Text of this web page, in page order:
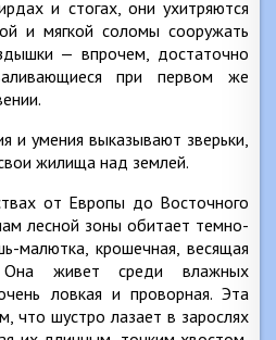
и стогах, они ухитряются
и мягкой соломы сооружать
— впрочем, достаточно
при первом же
и умения выказывают зверьки,
жилища над землей.
от Европы до Восточного
лесной зоны обитает темно-
малютка, крошечная, весящая
живет среди влажных
ловкая и проворная. Эта
что шустро лазает в зарослях